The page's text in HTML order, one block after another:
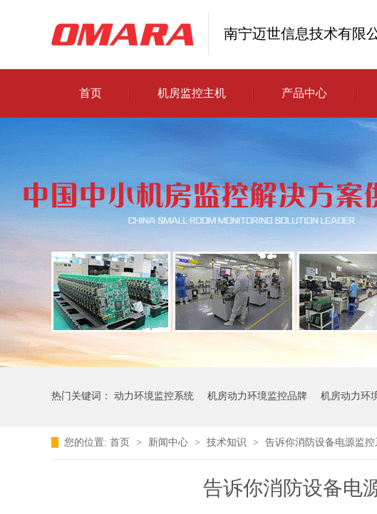
南宁迈世信息技术有限
首页 机房监控主机 产品中心
热门关键词： 动力环境监控系统 机房动力环境监控品牌 机房动力环
您的位置: 首页 > 新闻中心 > 技术知识 > 告诉你消防设备电源监控
告诉你消防设备电